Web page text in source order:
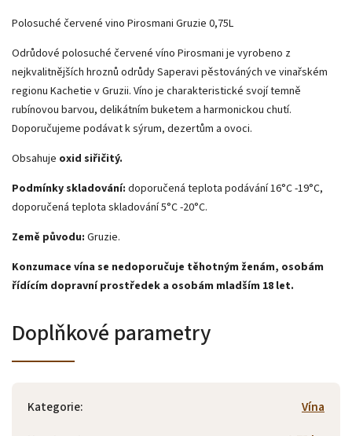
Polosuché červené vino Pirosmani Gruzie 0,75L
Odrůdové polosuché červené víno Pirosmani je vyrobeno z
nejkvalitnějších hroznů odrůdy Saperavi pěstováných ve vinařském
regionu Kachetie v Gruzii. Víno je charakteristické svojí temně
rubínovou barvou, delikátním buketem a harmonickou chutí.
Doporučujeme podávat k sýrum, dezertům a ovoci.
Obsahuje oxid siřičitý.
Podmínky skladování: doporučená teplota podávání 16°C -19°C,
doporučená teplota skladování 5°C -20°C.
Země původu: Gruzie.
Konzumace vína se nedoporučuje těhotným ženám, osobám
řídícím dopravní prostředek a osobám mladším 18 let.
Doplňkové parametry
Kategorie:
Vína